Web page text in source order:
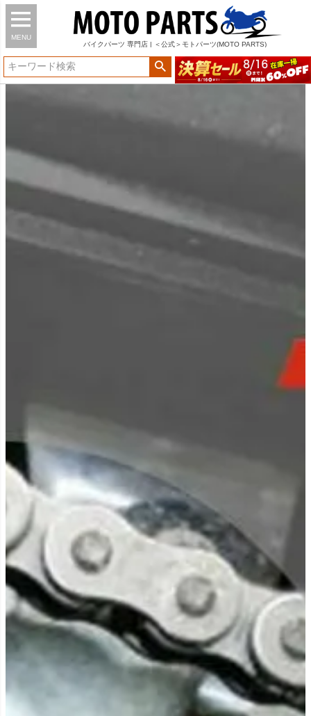
MENU
バイク パーツ 専門店 | ＜公式＞モトパーツ(MOTO PARTS)